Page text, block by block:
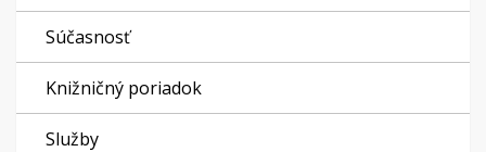
Súčasnosť
Knižničný poriadok
Služby